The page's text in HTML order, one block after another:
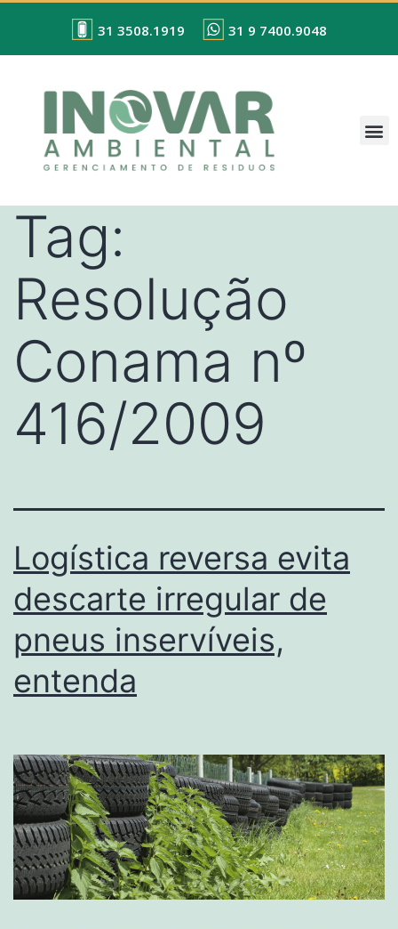
31 3508.1919 31 9 7400.9048
Tag:
Resolução
Conama nº
416/2009
Logística reversa evita
descarte irregular de
pneus inservíveis,
entenda